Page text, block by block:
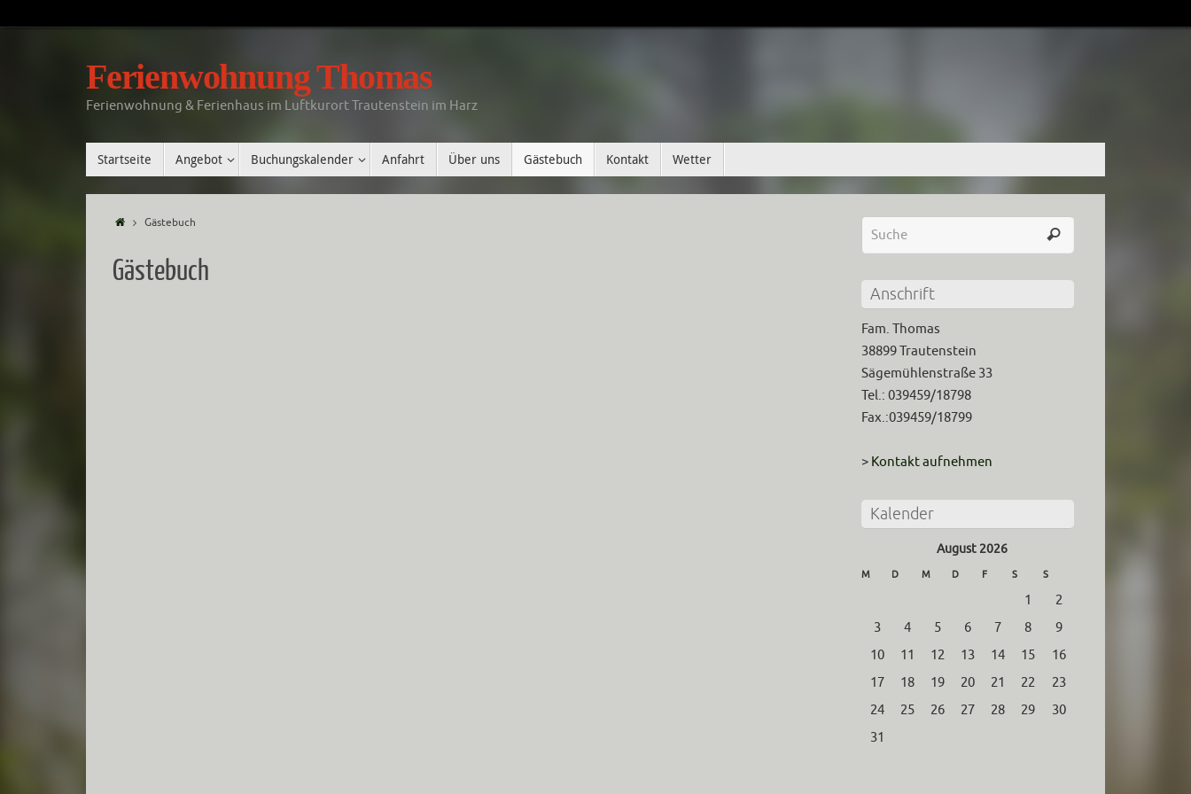
Ferienwohnung Thomas
Ferienwohnung & Ferienhaus im Luftkurort Trautenstein im Harz
Startseite Angebot Buchungskalender Anfahrt Über uns Gästebuch Kontakt Wetter
Gästebuch
Gästebuch
Anschrift
Fam. Thomas
38899 Trautenstein
Sägemühlenstraße 33
Tel.: 039459/18798
Fax.:039459/18799
> Kontakt aufnehmen
Kalender
August 2026
M D M D F S S
1
2
3
4 5 6 7 8
9
10
11 12 13 14 15
16
17
18 19 20 21 22
23
24
25 26 27 28 29
30
31